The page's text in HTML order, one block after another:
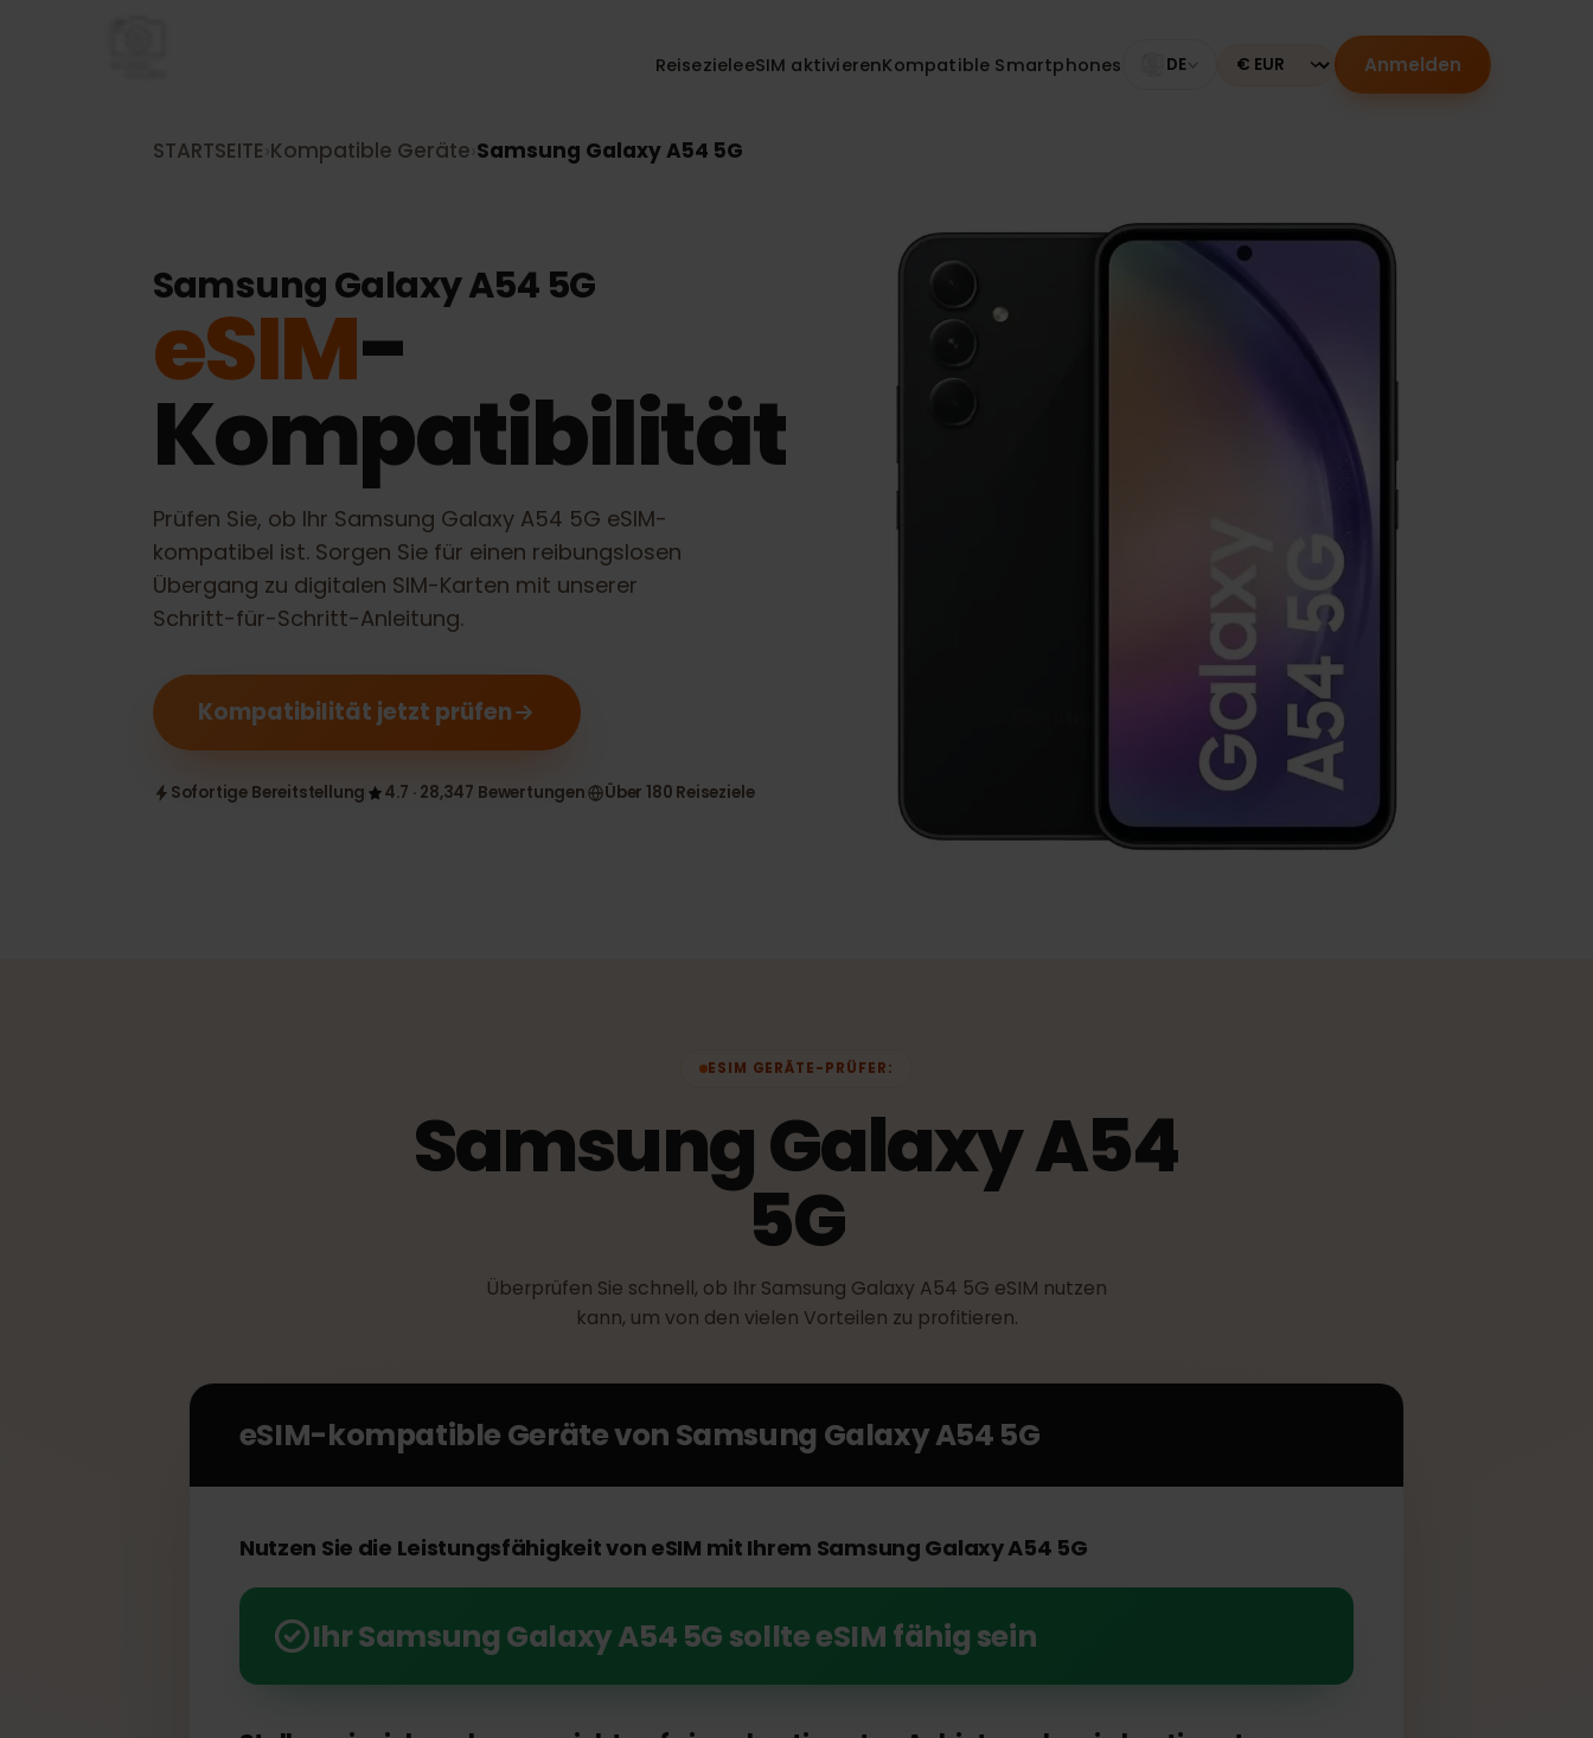
ReisezieleeSIM aktivierenKompatible Smartphones DE Currency Anmelden
STARTSEITE›Kompatible Geräte›Samsung Galaxy A54 5G
Samsung Galaxy A54 5G
eSIM-
Kompatibilität
Prüfen Sie, ob IhrSamsung Galaxy A54 5G eSIM-
kompatibel ist. Sorgen Sie für einen reibungslosen
Übergang zu digitalen SIM-Karten mit unserer
Kompatibilität jetzt prüfen
ESIM GERÄTE-PRÜFER:
Samsung Galaxy A54
5G
kann, um von den vielen Vorteilen zu profitieren.
Nutzen Sie die Leistungsfähigkeit von eSIM mit Ihrem Samsung Galaxy A54 5G
Ihr Samsung Galaxy A54 5G sollte eSIM fähig sein